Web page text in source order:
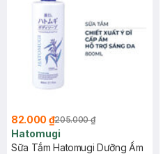
82.000 ₫205.000 ₫
Hatomugi
Sữa Tắm Hatomugi Dưỡng Ẩm